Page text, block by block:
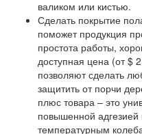
валиком или кистью.
Сделать покрытие
поможет продукция
простота работы,
доступная цена (от $
позволяют сделать
защитить от порчи
плюс товара – это
повышенной
температурным